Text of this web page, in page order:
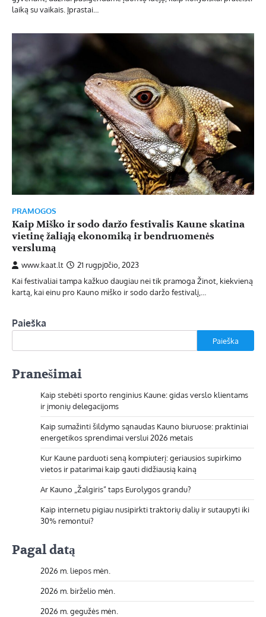
laiką su vaikais. Įprastai…
PRAMOGOS
Kaip Miško ir sodo daržo festivalis Kaune skatina
vietinę žaliąją ekonomiką ir bendruomenės
verslumą
www.kaat.lt
21 rugpjūčio, 2023
Kai festivaliai tampa kažkuo daugiau nei tik pramoga Žinot, kiekvieną
kartą, kai einu pro Kauno miško ir sodo daržo festivalį,…
Paieška
Paieška
Pranešimai
Kaip stebėti sporto renginius Kaune: gidas verslo klientams
ir įmonių delegacijoms
Kaip sumažinti šildymo sąnaudas Kauno biuruose: praktiniai
energetikos sprendimai verslui 2026 metais
Kur Kaune parduoti seną kompiuterį: geriausios supirkimo
vietos ir patarimai kaip gauti didžiausią kainą
Ar Kauno „Žalgiris” taps Eurolygos grandu?
Kaip internetu pigiau nusipirkti traktorių dalių ir sutaupyti iki
30% remontui?
Pagal datą
2026 m. liepos mėn.
2026 m. birželio mėn.
2026 m. gegužės mėn.